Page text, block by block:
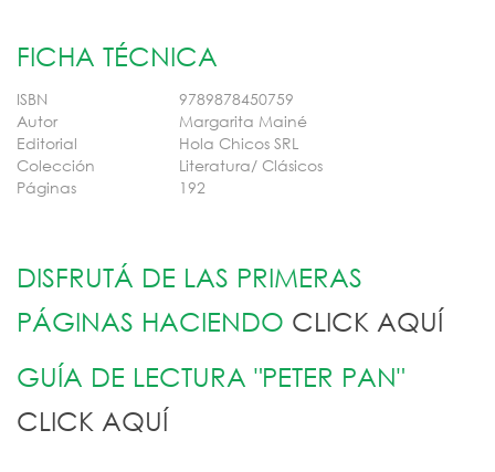
FICHA TÉCNICA
ISBN
9789878450759
Autor
Margarita Mainé
Editorial
Hola Chicos SRL
Colección
Literatura/ Clásicos
Páginas
192
DISFRUTÁ DE LAS PRIMERAS
PÁGINAS HACIENDO CLICK AQUÍ
GUÍA DE LECTURA "PETER PAN"
CLICK AQUÍ